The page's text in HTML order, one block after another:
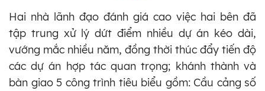
Hai nhà lãnh đạo đánh giá cao việc hai bên đã
tập trung xử lý dứt điểm nhiều dự án kéo dài,
vướng mắc nhiều năm, đồng thời thúc đẩy tiến độ
các dự án hợp tác quan trọng; khánh thành và
bàn giao 5 công trình tiêu biểu gồm: Cầu cảng số